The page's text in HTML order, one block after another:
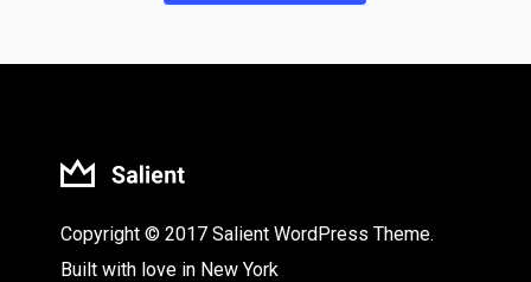
Copyright © 2017 Salient WordPress Theme.
Built with love in New York